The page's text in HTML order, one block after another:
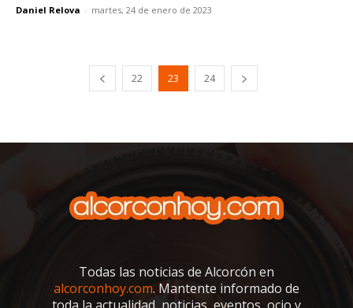
Daniel Relova - martes, 24 de enero de 2023
22 23 24
Todas las noticias de Alcorcón en
alcorconhoy.com. Mantente informado de